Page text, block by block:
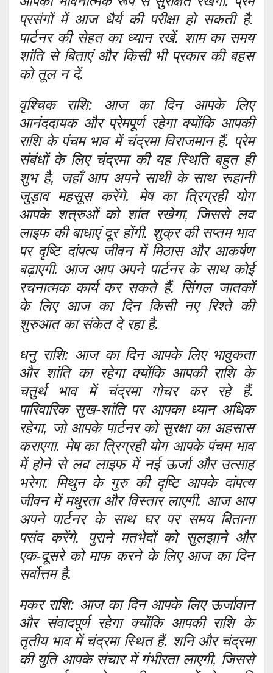
प्रसंगों में आज धैर्य की परीक्षा हो सकती है.
पार्टनर की सेहत का ध्यान रखें. शाम का समय
शांति से बिताएं और किसी भी प्रकार की बहस
को तूल न दें.
वृश्चिक राशि: आज का दिन आपके लिए
आनंददायक और प्रेमपूर्ण रहेगा क्योंकि आपकी
राशि के पंचम भाव में चंद्रमा विराजमान हैं. प्रेम
संबंधों के लिए चंद्रमा की यह स्थिति बहुत ही
शुभ है, जहाँ आप अपने साथी के साथ रूहानी
जुड़ाव महसूस करेंगे. मेष का त्रिग्रही योग
आपके शत्रुओं को शांत रखेगा, जिससे लव
लाइफ की बाधाएं दूर होंगी. शुक्र की सप्तम भाव
पर दृष्टि दांपत्य जीवन में मिठास और आकर्षण
बढ़ाएगी. आज आप अपने पार्टनर के साथ कोई
रचनात्मक कार्य कर सकते हैं. सिंगल जातकों
के लिए आज का दिन किसी नए रिश्ते की
शुरुआत का संकेत दे रहा है.
धनु राशि: आज का दिन आपके लिए भावुकता
और शांति का रहेगा क्योंकि आपकी राशि के
चतुर्थ भाव में चंद्रमा गोचर कर रहे हैं.
पारिवारिक सुख-शांति पर आपका ध्यान अधिक
रहेगा, जो आपके पार्टनर को सुरक्षा का अहसास
कराएगा. मेष का त्रिग्रही योग आपके पंचम भाव
में होने से लव लाइफ में नई ऊर्जा और उत्साह
भरेगा. मिथुन के गुरु की दृष्टि आपके दांपत्य
जीवन में मधुरता और विस्तार लाएगी. आज आप
अपने पार्टनर के साथ घर पर समय बिताना
पसंद करेंगे. पुराने मतभेदों को सुलझाने और
एक-दूसरे को माफ करने के लिए आज का दिन
सर्वोत्तम है.
मकर राशि: आज का दिन आपके लिए ऊर्जावान
और संवादपूर्ण रहेगा क्योंकि आपकी राशि के
तृतीय भाव में चंद्रमा स्थित हैं. शनि और चंद्रमा
की युति आपके संचार में गंभीरता लाएगी, जिससे